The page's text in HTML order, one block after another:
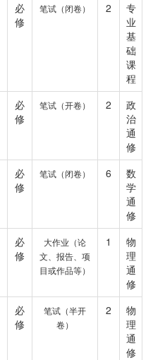
必
修
笔试（闭卷） 2
专
业
基
础
课
程
必
修
笔试（开卷） 2
政
治
通
修
必
修
笔试（闭卷） 6
数
学
通
修
必
修
大作业（论
文、报告、项
目或作品等）
1
物
理
通
修
必
修
笔试（半开
卷）
2
物
理
通
修